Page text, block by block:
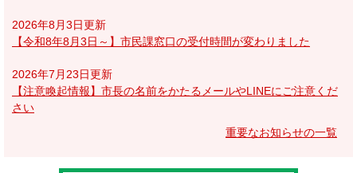
2026年8月3日更新
【令和8年8月3日～】市民課窓口の受付時間が変わりました
2026年7月23日更新
【注意喚起情報】市長の名前をかたるメールやLINEにご注意くだ
さい
重要なお知らせの一覧